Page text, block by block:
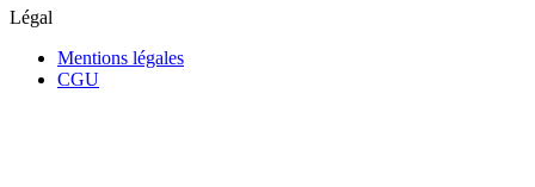
Légal
Mentions légales
CGU